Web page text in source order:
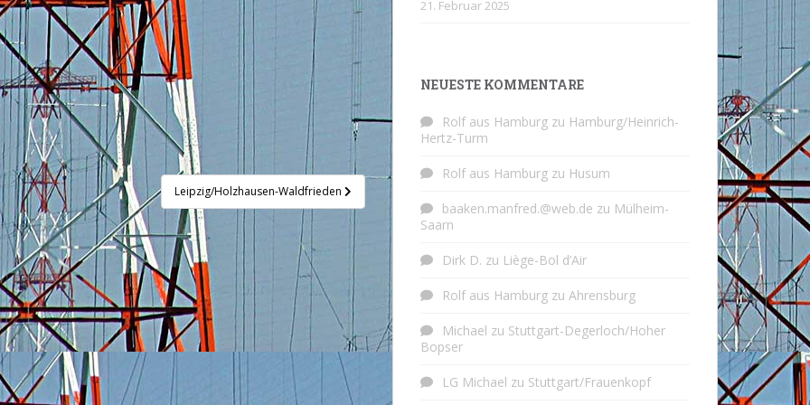
Leipzig/Holzhausen-Waldfrieden
21. Februar 2025
NEUESTE KOMMENTARE
Rolf aus Hamburg zu Hamburg/Heinrich-
Hertz-Turm
Rolf aus Hamburg zu Husum
baaken.manfred.@web.de zu Mülheim-
Saarn
Dirk D. zu Liège-Bol d’Air
Rolf aus Hamburg zu Ahrensburg
Michael zu Stuttgart-Degerloch/Hoher
Bopser
LG Michael zu Stuttgart/Frauenkopf